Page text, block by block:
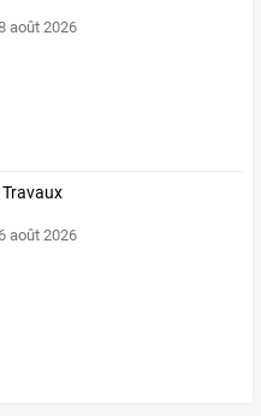
août 2026
Travaux
6 août 2026